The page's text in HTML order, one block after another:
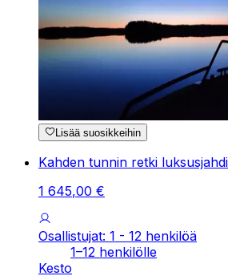
Lisää suosikkeihin
Kahden tunnin retki
1 645,00 €
Osallistujat: 1 - 12 henkilöä
1–12 henkilölle
Kesto